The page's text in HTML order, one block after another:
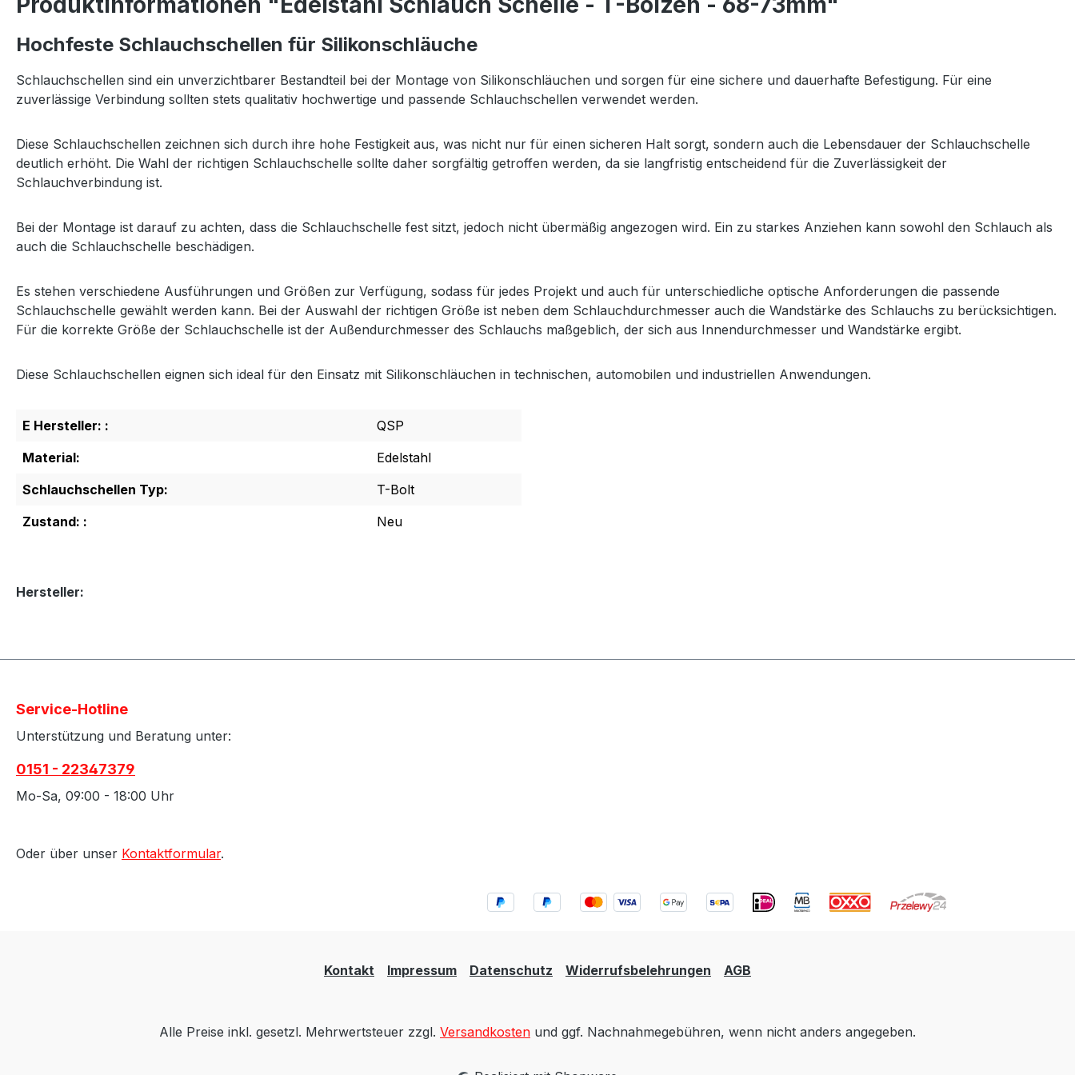
Hochfeste Schlauchschellen für Silikonschläuche
Schlauchschellen sind ein unverzichtbarer Bestandteil bei der Montage von Silikonschläuchen und sorgen für eine sichere und dauerhafte Befestigung. Für eine
zuverlässige Verbindung sollten stets qualitativ hochwertige und passende Schlauchschellen verwendet werden.
Diese Schlauchschellen zeichnen sich durch ihre hohe Festigkeit aus, was nicht nur für einen sicheren Halt sorgt, sondern auch die Lebensdauer der Schlauchschelle
deutlich erhöht. Die Wahl der richtigen Schlauchschelle sollte daher sorgfältig getroffen werden, da sie langfristig entscheidend für die Zuverlässigkeit der
Schlauchverbindung ist.
Bei der Montage ist darauf zu achten, dass die Schlauchschelle fest sitzt, jedoch nicht übermäßig angezogen wird. Ein zu starkes Anziehen kann sowohl den Schlauch als
auch die Schlauchschelle beschädigen.
Es stehen verschiedene Ausführungen und Größen zur Verfügung, sodass für jedes Projekt und auch für unterschiedliche optische Anforderungen die passende
Schlauchschelle gewählt werden kann. Bei der Auswahl der richtigen Größe ist neben dem Schlauchdurchmesser auch die Wandstärke des Schlauchs zu berücksichtigen.
Für die korrekte Größe der Schlauchschelle ist der Außendurchmesser des Schlauchs maßgeblich, der sich aus Innendurchmesser und Wandstärke ergibt.
Diese Schlauchschellen eignen sich ideal für den Einsatz mit Silikonschläuchen in technischen, automobilen und industriellen Anwendungen.
E Hersteller: :
QSP
Material:
Edelstahl
Schlauchschellen Typ:
T-Bolt
Zustand: :
Neu
Hersteller:
Service-Hotline
Unterstützung und Beratung unter:
0151 - 22347379
Mo-Sa, 09:00 - 18:00 Uhr
Oder über unser Kontaktformular.
Kontakt Impressum Datenschutz Widerrufsbelehrungen AGB
Alle Preise inkl. gesetzl. Mehrwertsteuer zzgl. Versandkosten und ggf. Nachnahmegebühren, wenn nicht anders angegeben.